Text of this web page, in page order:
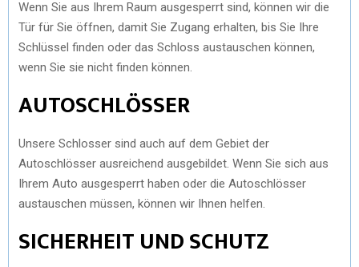
Wenn Sie aus Ihrem Raum ausgesperrt sind, können wir die
Tür für Sie öffnen, damit Sie Zugang erhalten, bis Sie Ihre
Schlüssel finden oder das Schloss austauschen können,
wenn Sie sie nicht finden können.
AUTOSCHLÖSSER
Unsere Schlosser sind auch auf dem Gebiet der
Autoschlösser ausreichend ausgebildet. Wenn Sie sich aus
Ihrem Auto ausgesperrt haben oder die Autoschlösser
austauschen müssen, können wir Ihnen helfen.
SICHERHEIT UND SCHUTZ